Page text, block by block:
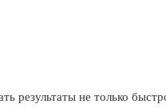
результаты не только